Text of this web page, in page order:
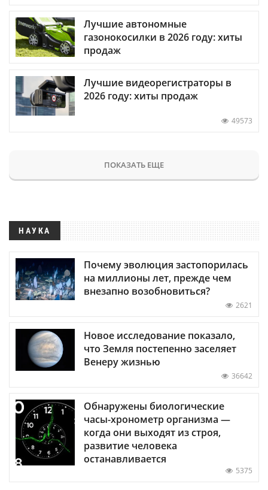
Лучшие автономные
газонокосилки в 2026 году: хиты
продаж
Лучшие видеорегистраторы в
2026 году: хиты продаж
49573
ПОКАЗАТЬ ЕЩЕ
НАУКА
Почему эволюция застопорилась
на миллионы лет, прежде чем
внезапно возобновиться?
2621
Новое исследование показало,
что Земля постепенно заселяет
Венеру жизнью
36642
Обнаружены биологические
часы-хронометр организма —
когда они выходят из строя,
развитие человека
останавливается
5375